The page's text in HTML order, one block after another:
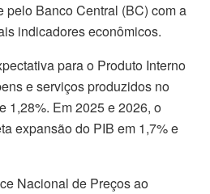
pelo Banco Central (BC) com a
indicadores econômicos.
para o Produto Interno
e serviços produzidos no
1,28%. Em 2025 e 2026, o
expansão do PIB em 1,7% e
Nacional de Preços ao